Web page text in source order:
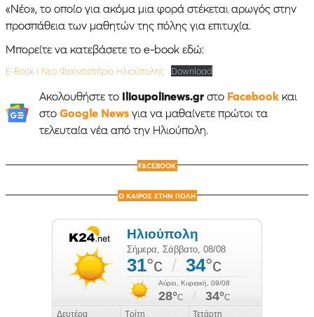
«Νέο», το οποίο για ακόμα μια φορά στέκεται αρωγός στην
προσπάθεια των μαθητών της πόλης για επιτυχία.
Μπορείτε να κατεβάσετε το e-book εδώ:
E-Book | Nεο Φροντιστήριο Ηλιούπολης Download
Ακολουθήστε το Ilioupolinews.grστο Facebookκαι
στο Google Newsγια να μαθαίνετε πρώτοι τα
τελευταία νέα από την Ηλιούπολη.
FACEBOOK
Ο ΚΑΙΡΟΣ ΣΤΗΝ ΠΟΛΗ